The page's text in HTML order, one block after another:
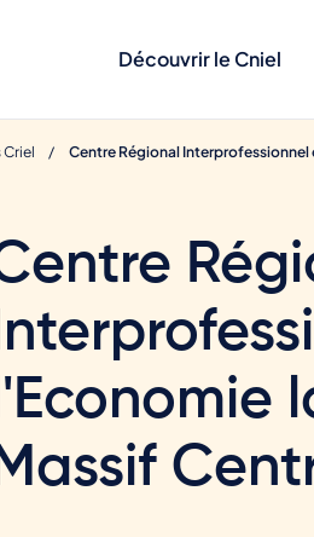
Découvrir le Cniel
Criel Centre Régional